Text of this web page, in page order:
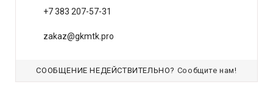
+7 383 207-57-31
zakaz@gkmtk.pro
СООБЩЕНИЕ НЕДЕЙСТВИТЕЛЬНО? Сообщите нам!